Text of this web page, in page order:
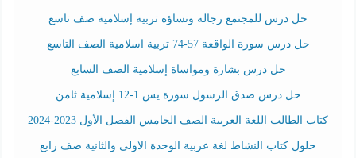
حل درس للمجتمع رجاله ونساؤه تربية إسلامية صف تاسع
حل درس سورة الواقعة 57-74 تربية اسلامية الصف التاسع
حل درس بشارة ومواساة إسلامية الصف السابع
حل درس صدق الرسول سورة يس 1-12 إسلامية ثامن
كتاب الطالب اللغة العربية الصف الخامس الفصل الأول 2023-2024
حلول كتاب النشاط لغة عربية الوحدة الاولى والثانية صف رابع